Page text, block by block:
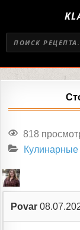
818
Povar